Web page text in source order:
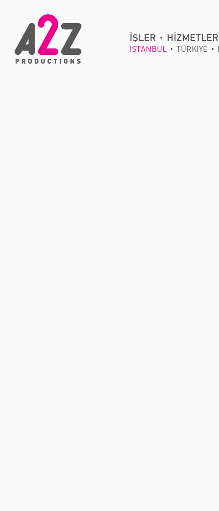
İŞLER
HİZMETLER
İSTANBUL
TÜRKİYE